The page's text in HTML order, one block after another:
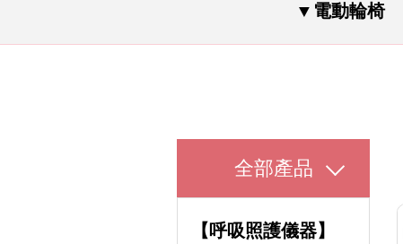
▼電動輪椅
全部產品
【呼吸照護儀器】